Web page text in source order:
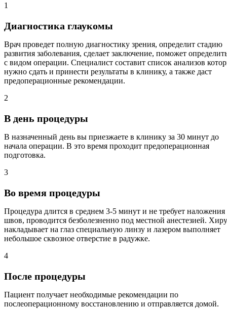
1
Диагностика глаукомы
Врач проведет полную диагностику зрения, определит стадию
развития заболевания, сделает заключение, поможет
с видом операции. Специалист составит список анализов
нужно сдать и принести результаты в клинику, а также даст
предоперационные рекомендации.
2
В день процедуры
В назначенный день вы приезжаете в клинику за 30 минут до
начала операции. В это время проходит предоперационная
подготовка.
3
Во время процедуры
Процедура длится в среднем 3-5 минут и не требует наложения
швов, проводится безболезненно под местной анестезией.
накладывает на глаз специальную линзу и лазером выполняет
небольшое сквозное отверстие в радужке.
4
После процедуры
Пациент получает необходимые рекомендации по
послеоперационному восстановлению и отправляется домой.